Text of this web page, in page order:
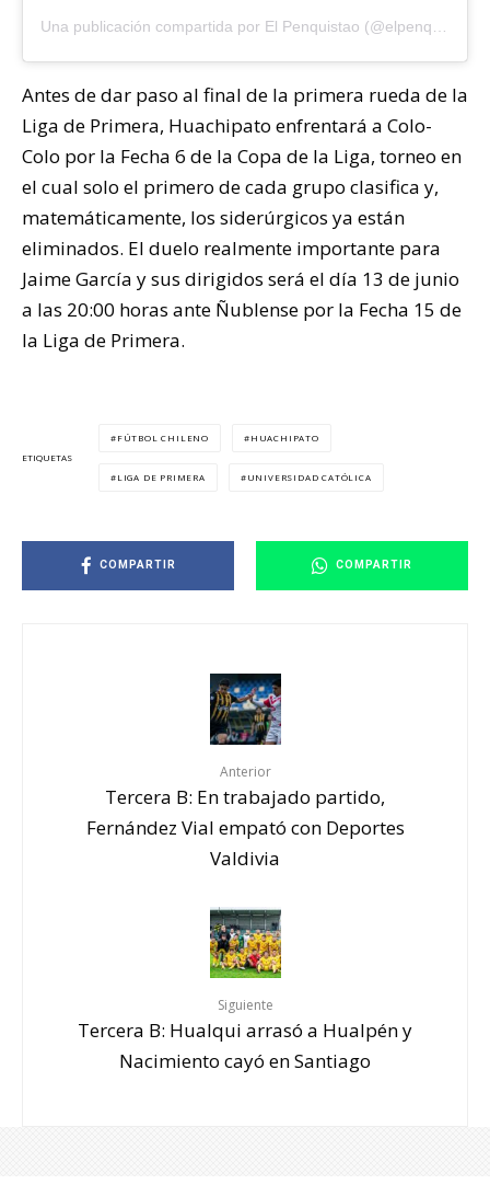
Antes de dar paso al final de la primera rueda de la
Liga de Primera, Huachipato enfrentará a Colo-
Colo por la Fecha 6 de la Copa de la Liga, torneo en
el cual solo el primero de cada grupo clasifica y,
matemáticamente, los siderúrgicos ya están
eliminados. El duelo realmente importante para
Jaime García y sus dirigidos será el día 13 de junio
a las 20:00 horas ante Ñublense por la Fecha 15 de
la Liga de Primera.
ETIQUETAS
FÚTBOL CHILENO HUACHIPATO
LIGA DE PRIMERA UNIVERSIDAD CATÓLICA
COMPARTIR COMPARTIR
Anterior
Tercera B: En trabajado partido,
Fernández Vial empató con Deportes
Valdivia
Siguiente
Tercera B: Hualqui arrasó a Hualpén y
Nacimiento cayó en Santiago